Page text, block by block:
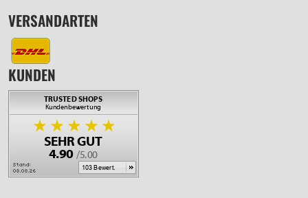
VERSANDARTEN
KUNDEN